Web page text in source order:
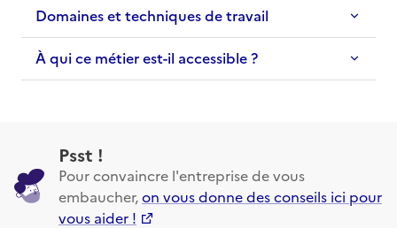
Domaines et techniques de travail
À qui ce métier est-il accessible ?
Psst !
Pour convaincre l'entreprise de vous
embaucher,on vous donne des conseils ici pour
vous aider !